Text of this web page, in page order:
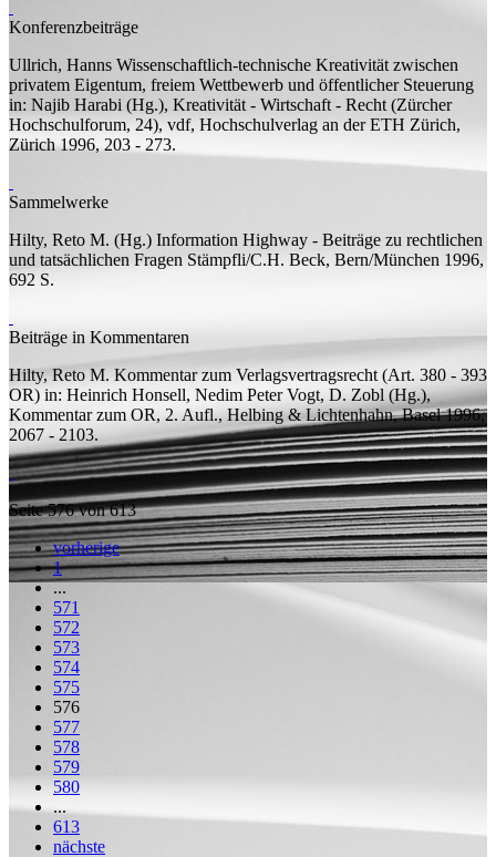
Konferenzbeiträge
Ullrich, Hanns Wissenschaftlich-technische Kreativität zwischen
privatem Eigentum, freiem Wettbewerb und öffentlicher Steuerung
in: Najib Harabi (Hg.), Kreativität - Wirtschaft - Recht (Zürcher
Hochschulforum, 24), vdf, Hochschulverlag an der ETH Zürich,
Zürich 1996, 203 - 273.
Sammelwerke
Hilty, Reto M. (Hg.) Information Highway - Beiträge zu rechtlichen
und tatsächlichen Fragen Stämpfli/C.H. Beck, Bern/München 1996,
692 S.
Beiträge in Kommentaren
Hilty, Reto M. Kommentar zum Verlagsvertragsrecht (Art. 380 - 393
OR) in: Heinrich Honsell, Nedim Peter Vogt, D. Zobl (Hg.),
Kommentar zum OR, 2. Aufl., Helbing & Lichtenhahn, Basel 1996,
2067 - 2103.
Seite 576 von 613
vorherige
1
...
571
572
573
574
575
576
577
578
579
580
...
613
nächste